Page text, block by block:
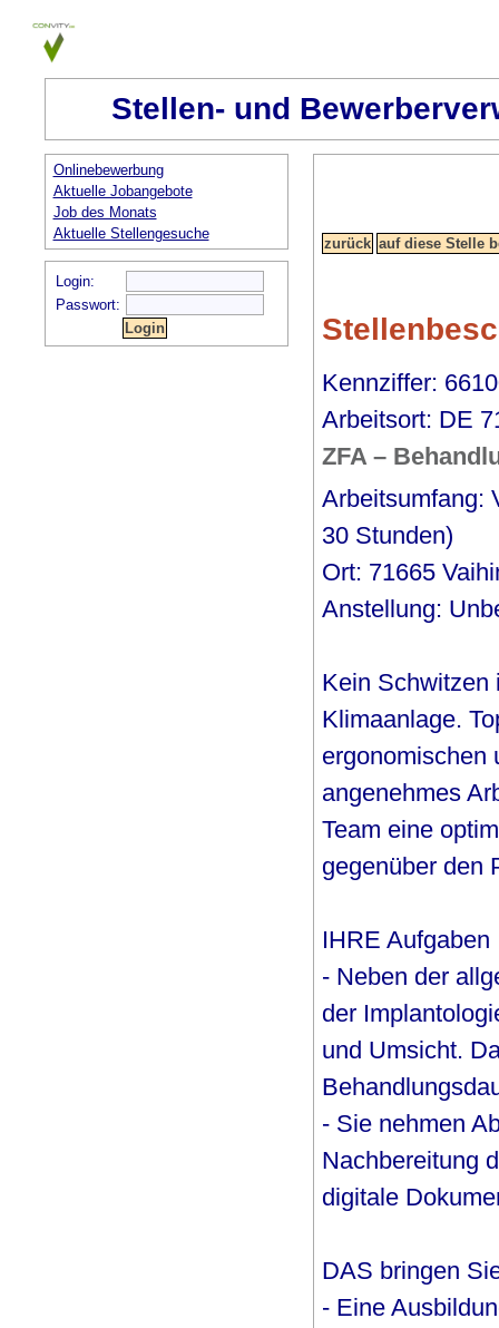
Stellen- und
Onlinebewerbung
Aktuelle Jobangebote
Job des Monats
Aktuelle Stellengesuche
Login:
Passwort:
Kennziffer:
Arbeitsort: DE
ZFA –
Arbeitsumfang:
30 Stunden)
Ort: 71665
Anstellung:
Kein Schwitzen
Klimaanlage.
ergonomischen
angenehmes
Team eine
gegenüber den
IHRE Aufgaben
- Neben der
der
und Umsicht.
- Sie nehmen
Nachbereitung
digitale
DAS bringen
- Eine